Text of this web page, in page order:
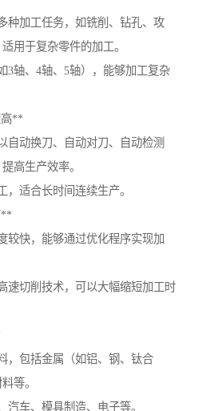
种加工任务，如铣削、钻孔、攻
用于复杂零件的加工。
3轴、4轴、5轴），能够加工复杂
**
自动换刀、自动对刀、自动检测
高生产效率。
适合长时间连续生产。
**
较快，能够通过优化程序实现加
速切削技术，可以大幅缩短加工时
，包括金属（如铝、钢、钛合
等。
车、模具制造、电子等。